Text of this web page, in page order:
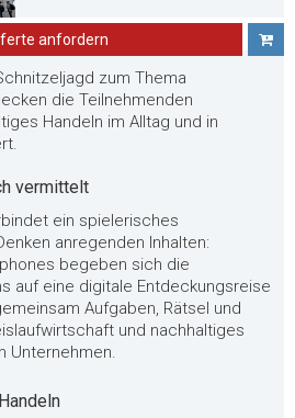
anfordern
zum Thema
die Teilnehmenden
Handeln im Alltag und in
vermittelt
ein spielerisches
anregenden Inhalten:
begeben sich die
auf eine digitale Entdeckungsreise
Aufgaben, Rätsel und
und nachhaltiges
Unternehmen.